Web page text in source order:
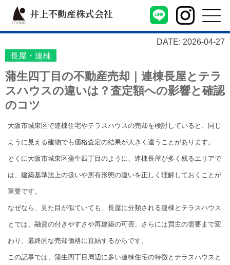
井上不動産株式会社
DATE: 2026-04-27
長屋・連棟
蒲生四丁目の不動産売却｜連棟長屋とテラ
スハウスの違いは？査定額への影響と確認
のコツ
大阪市城東区で連棟住宅やテラスハウスの売却を検討していると、同じ
ように見える建物でも価格査定の結果が大きく違うことがあります。
とくに大阪市城東区蒲生四丁目のように、連棟長屋が多く残るエリアで
は、建築基準法上の扱いや所有形態の違いを正しく理解しておくことが
重要です。
なぜなら、見た目が似ていても、長屋に分類される連棟とテラスハウス
とでは、融資の付きやすさや再建築の可否、さらには買主の需要まで変
わり、最終的な売却価格に直結するからです。
この記事では、蒲生四丁目周辺に多い連棟住宅の特徴とテラスハウスと